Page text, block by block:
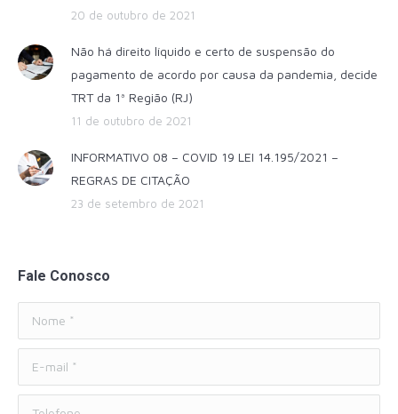
20 de outubro de 2021
Não há direito líquido e certo de suspensão do
pagamento de acordo por causa da pandemia, decide
TRT da 1ª Região (RJ)
11 de outubro de 2021
INFORMATIVO 08 – COVID 19 LEI 14.195/2021 –
REGRAS DE CITAÇÃO
23 de setembro de 2021
Fale Conosco
Telefone